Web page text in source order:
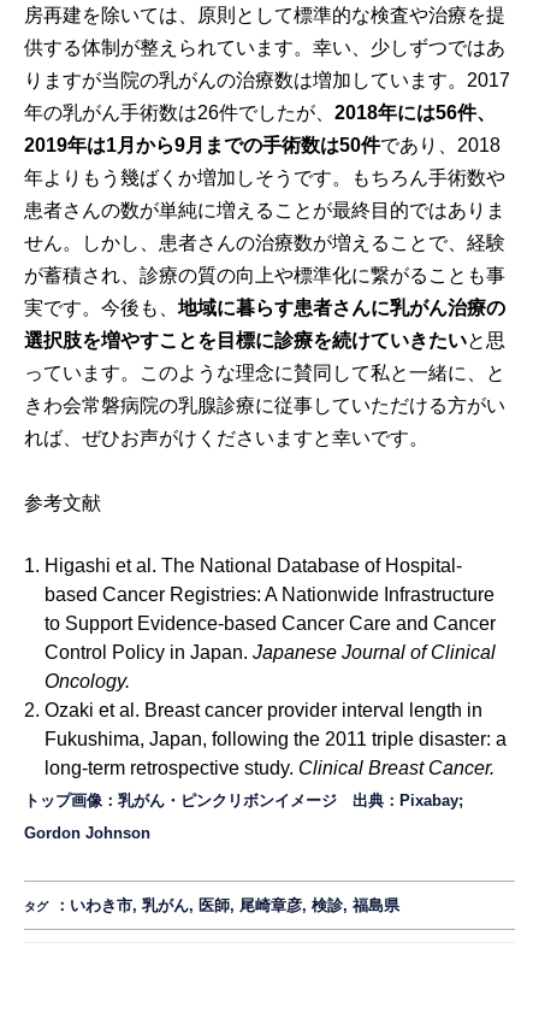
房再建を除いては、原則として標準的な検査や治療を提
供する体制が整えられています。幸い、少しずつではあ
りますが当院の乳がんの治療数は増加しています。2017
年の乳がん手術数は26件でしたが、2018年には56件、
2019年は1月から9月までの手術数は50件であり、2018
年よりもう幾ばくか増加しそうです。もちろん手術数や
患者さんの数が単純に増えることが最終目的ではありま
せん。しかし、患者さんの治療数が増えることで、経験
が蓄積され、診療の質の向上や標準化に繋がることも事
実です。今後も、地域に暮らす患者さんに乳がん治療の
選択肢を増やすことを目標に診療を続けていきたいと思
っています。このような理念に賛同して私と一緒に、と
きわ会常磐病院の乳腺診療に従事していただける方がい
れば、ぜひお声がけくださいますと幸いです。
参考文献
Higashi et al. The National Database of Hospital-
based Cancer Registries: A Nationwide Infrastructure
to Support Evidence-based Cancer Care and Cancer
Control Policy in Japan.Japanese Journal of Clinical
Oncology.
Ozaki et al. Breast cancer provider interval length in
Fukushima, Japan, following the 2011 triple disaster: a
long-term retrospective study. Clinical Breast Cancer.
トップ画像：乳がん・ピンクリボンイメージ 出典： Pixabay;
Gordon Johnson
タグ ： いわき市,乳がん, 医師, 尾崎章彦,検診,福島県